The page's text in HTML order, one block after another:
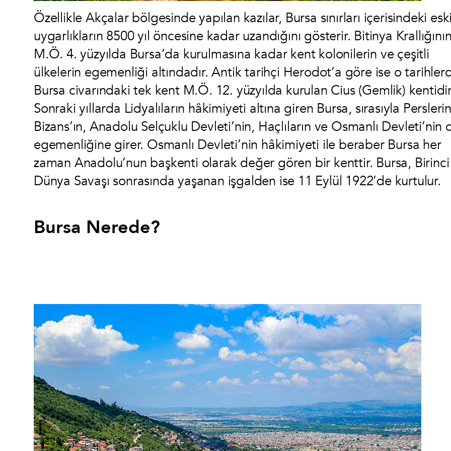
Özellikle Akçalar bölgesinde yapılan kazılar, Bursa sınırları içerisindeki eski
uygarlıkların 8500 yıl öncesine kadar uzandığını gösterir. Bitinya Krallığının
M.Ö. 4. yüzyılda Bursa’da kurulmasına kadar kent kolonilerin ve çeşitli
ülkelerin egemenliği altındadır. Antik tarihçi Herodot’a göre ise o
Bursa civarındaki tek kent M.Ö. 12. yüzyılda kurulan Cius (Gemlik)
Sonraki yıllarda Lidyalıların hâkimiyeti altına giren Bursa, sırasıyla
Bizans’ın, Anadolu Selçuklu Devleti’nin, Haçlıların ve Osmanlı Devleti’nin
egemenliğine girer. Osmanlı Devleti’nin hâkimiyeti ile beraber Bursa her
zaman Anadolu’nun başkenti olarak değer gören bir kenttir. Bursa, Birinci
Dünya Savaşı sonrasında yaşanan işgalden ise 11 Eylül 1922’de kurtulur.
Bursa Nerede?